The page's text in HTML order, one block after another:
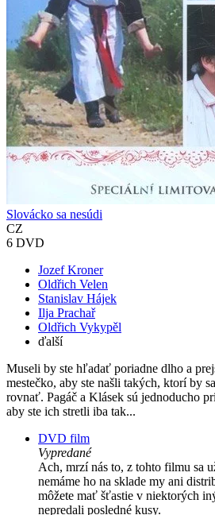
Slovácko sa nesúdi
CZ
6 DVD
Jozef Kroner
Oldřich Velen
Stanislav Hájek
Ilja Prachař
Oldřich Vykypěl
ďalší
Museli by ste hľadať poriadne dlho a
mestečko, aby ste našli takých, ktorí by
rovnať. Pagáč a Klásek sú jednoducho
aby ste ich stretli iba tak...
DVD film
Vypredané
Ach, mrzí nás to, z tohto filmu sa
nemáme ho na sklade my ani
môžete mať šťastie v niektorých
nepredali posledné kusy.